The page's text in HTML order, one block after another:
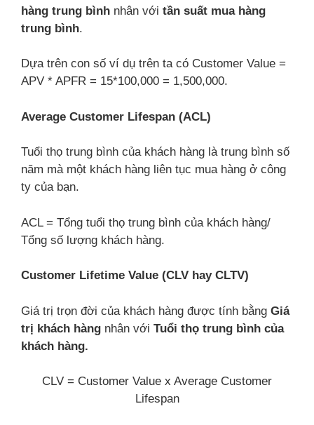
hàng trung bình nhân với tần suất mua hàng
trung bình.
Dựa trên con số ví dụ trên ta có Customer Value =
APV * APFR = 15*100,000 = 1,500,000.
Average Customer Lifespan (ACL)
Tuổi thọ trung bình của khách hàng là trung bình số
năm mà một khách hàng liên tục mua hàng ở công
ty của bạn.
ACL = Tổng tuổi thọ trung bình của khách hàng/
Tổng số lượng khách hàng.
Customer Lifetime Value (CLV hay CLTV)
Giá trị trọn đời của khách hàng được tính bằng Giá
trị khách hàng nhân với Tuổi thọ trung bình của
khách hàng.
CLV = Customer Value x Average Customer
Lifespan